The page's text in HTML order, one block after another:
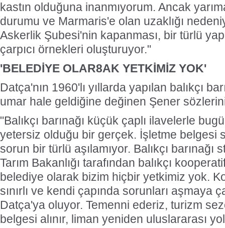
kastın olduğuna inanmıyorum. Ancak
durumu ve Marmaris'e olan uzaklığı
Askerlik Şubesi'nin kapanması, bir türlü
çarpıcı örnekleri oluşturuyor."
'BELEDİYE OLAR8AK YETKİMİZ YOK'
Datça'nın 1960'lı yıllarda yapılan balıkçı
umar hale geldiğine değinen Şener
"Balıkçı barınağı küçük çaplı ilavelerle
yetersiz olduğu bir gerçek. İşletme belgesi
sorun bir türlü aşılamıyor. Balıkçı barınağı
Tarım Bakanlığı tarafından balıkçı
belediye olarak bizim hiçbir yetkimiz yok.
sınırlı ve kendi çapında sorunları aşmaya
Datça'ya oluyor. Temenni ederiz, turizm
belgesi alınır, liman yeniden uluslararası